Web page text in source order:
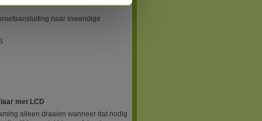
naar inwendige
met LCD
alleen draaien wanneer dat nodig